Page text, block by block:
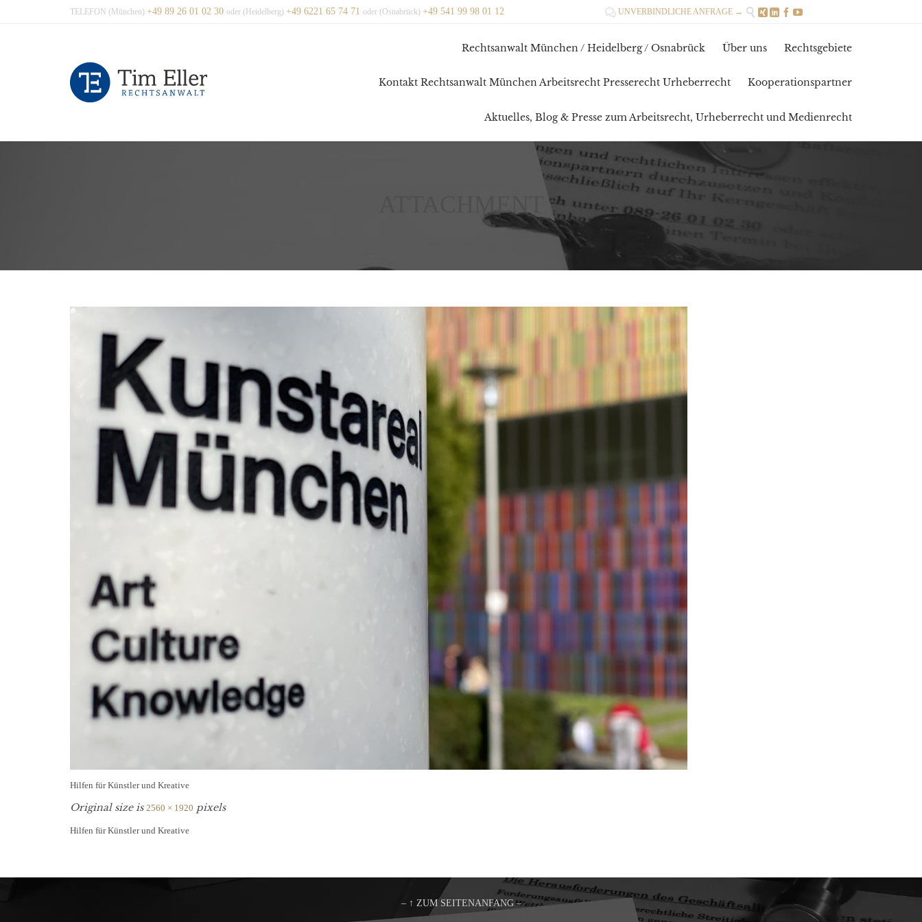
TELEFON (München) +49 89 26 01 02 30 oder (Heidelberg) +49 6221 65 74 71 oder (Osnabrück) +49 541 99 98 01 12  UNVERBINDLICHE ANFRAGE →     
Rechtsanwalt München / Heidelberg / Osnabrück Über uns Rechtsgebiete
Kontakt Rechtsanwalt München Arbeitsrecht Presserecht Urheberrecht Kooperationspartner
Aktuelles, Blog & Presse zum Arbeitsrecht, Urheberrecht und Medienrecht
ATTACHMENT
Hilfen für Künstler und Kreative
Original size is 2560 × 1920 pixels
Hilfen für Künstler und Kreative
– ↑ ZUM SEITENANFANG –